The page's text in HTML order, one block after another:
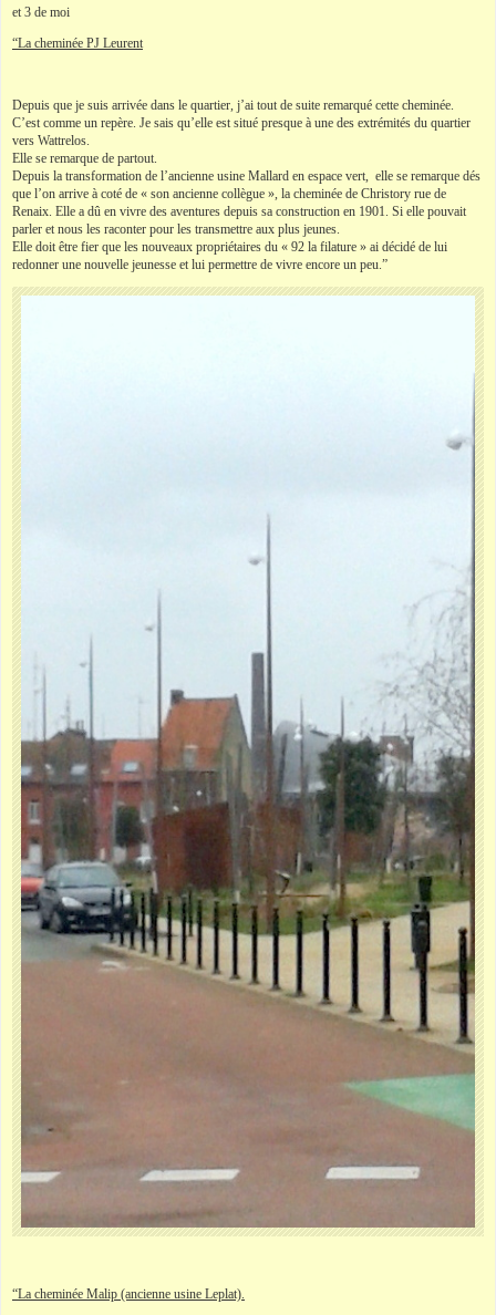
et 3 de moi
“La cheminée PJ Leurent
Depuis que je suis arrivée dans le quartier, j’ai tout de suite remarqué cette cheminée.
C’est comme un repère. Je sais qu’elle est situé presque à une des extrémités du quartier
vers Wattrelos.
Elle se remarque de partout.
Depuis la transformation de l’ancienne usine Mallard en espace vert, elle se remarque dés
que l’on arrive à coté de « son ancienne collègue », la cheminée de Christory rue de
Renaix. Elle a dû en vivre des aventures depuis sa construction en 1901. Si elle pouvait
parler et nous les raconter pour les transmettre aux plus jeunes.
Elle doit être fier que les nouveaux propriétaires du « 92 la filature » ai décidé de lui
redonner une nouvelle jeunesse et lui permettre de vivre encore un peu.”
“La cheminée Malip (ancienne usine Leplat).